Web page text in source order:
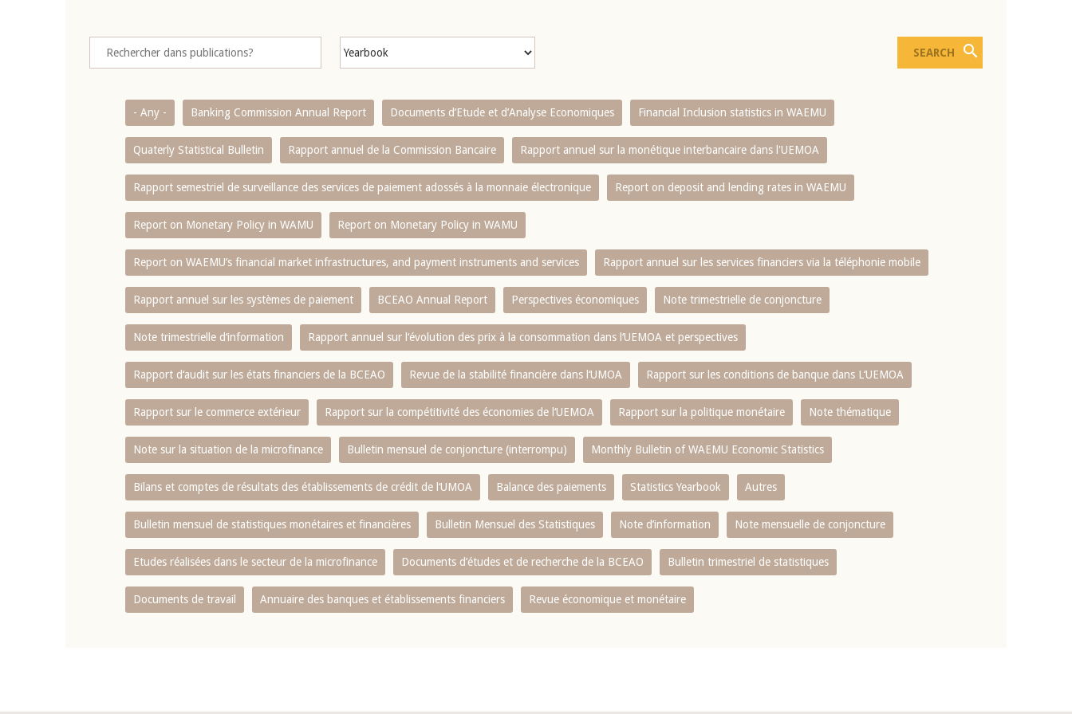
- Any - Banking Commission Annual Report Documents d’Etude et d’Analyse Economiques Financial Inclusion statistics in WAEMU
Quaterly Statistical Bulletin Rapport annuel de la Commission Bancaire Rapport annuel sur la monétique interbancaire dans l'UEMOA
Rapport semestriel de surveillance des services de paiement adossés à la monnaie électronique Report on deposit and lending rates in WAEMU
Report on Monetary Policy in WAMU Report on Monetary Policy in WAMU
Report on WAEMU’s financial market infrastructures, and payment instruments and services Rapport annuel sur les services financiers via la téléphonie mobile
Rapport annuel sur les systèmes de paiement BCEAO Annual Report Perspectives économiques Note trimestrielle de conjoncture
Note trimestrielle d‘information Rapport annuel sur l‘évolution des prix à la consommation dans l‘UEMOA et perspectives
Rapport d‘audit sur les états financiers de la BCEAO Revue de la stabilité financière dans l‘UMOA Rapport sur les conditions de banque dans L‘UEMOA
Rapport sur le commerce extérieur Rapport sur la compétitivité des économies de l‘UEMOA Rapport sur la politique monétaire Note thématique
Note sur la situation de la microfinance Bulletin mensuel de conjoncture (interrompu) Monthly Bulletin of WAEMU Economic Statistics
Bilans et comptes de résultats des établissements de crédit de l‘UMOA Balance des paiements Statistics Yearbook Autres
Bulletin mensuel de statistiques monétaires et financières Bulletin Mensuel des Statistiques Note d’information Note mensuelle de conjoncture
Etudes réalisées dans le secteur de la microfinance Documents d’études et de recherche de la BCEAO Bulletin trimestriel de statistiques
Documents de travail Annuaire des banques et établissements financiers Revue économique et monétaire